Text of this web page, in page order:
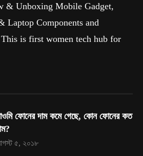
& Unboxing Mobile Gadget,
Laptop Components and
is first women tech hub for
ফোনের দাম কমে গেছে, কোন ফোনের কত
৫, ২০১৮